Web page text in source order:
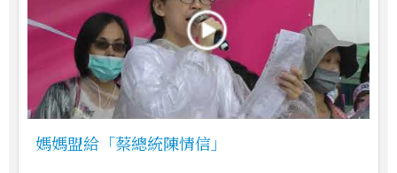
媽媽盟給「蔡總統陳情信」